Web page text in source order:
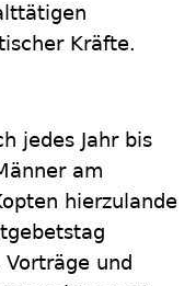
Kräfte.
jedes Jahr bis
am
hierzulande
und